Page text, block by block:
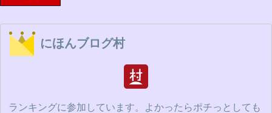
にほんブログ村
ランキングに参加しています。よかったらポチっとしても